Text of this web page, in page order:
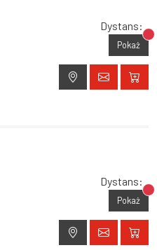
Dystans:
Pokaż
Dystans:
Pokaż